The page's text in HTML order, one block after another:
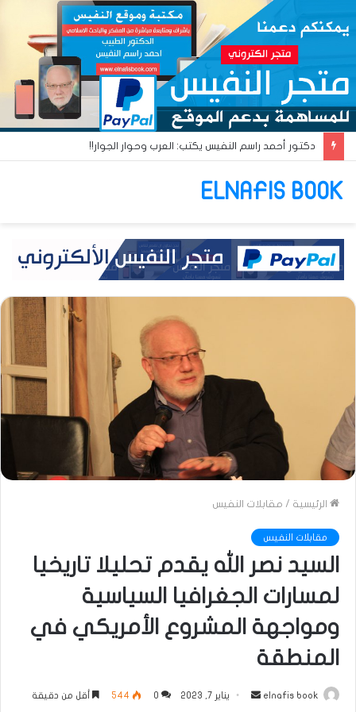
دكتور أحمد راسم النفيس يكتب: العرب وحوار الجوار!!
ELNAFIS BOOK
الرئيسية / مقابلات النفيس
مقابلات النفيس
السيد نصر الله يقدم تحليلا تاريخيا
لمسارات الجغرافيا السياسية
ومواجهة المشروع الأمريكي في
المنطقة
elnafis book
أرسل
يناير 7, 2023 0
544 أقل من دقيقة